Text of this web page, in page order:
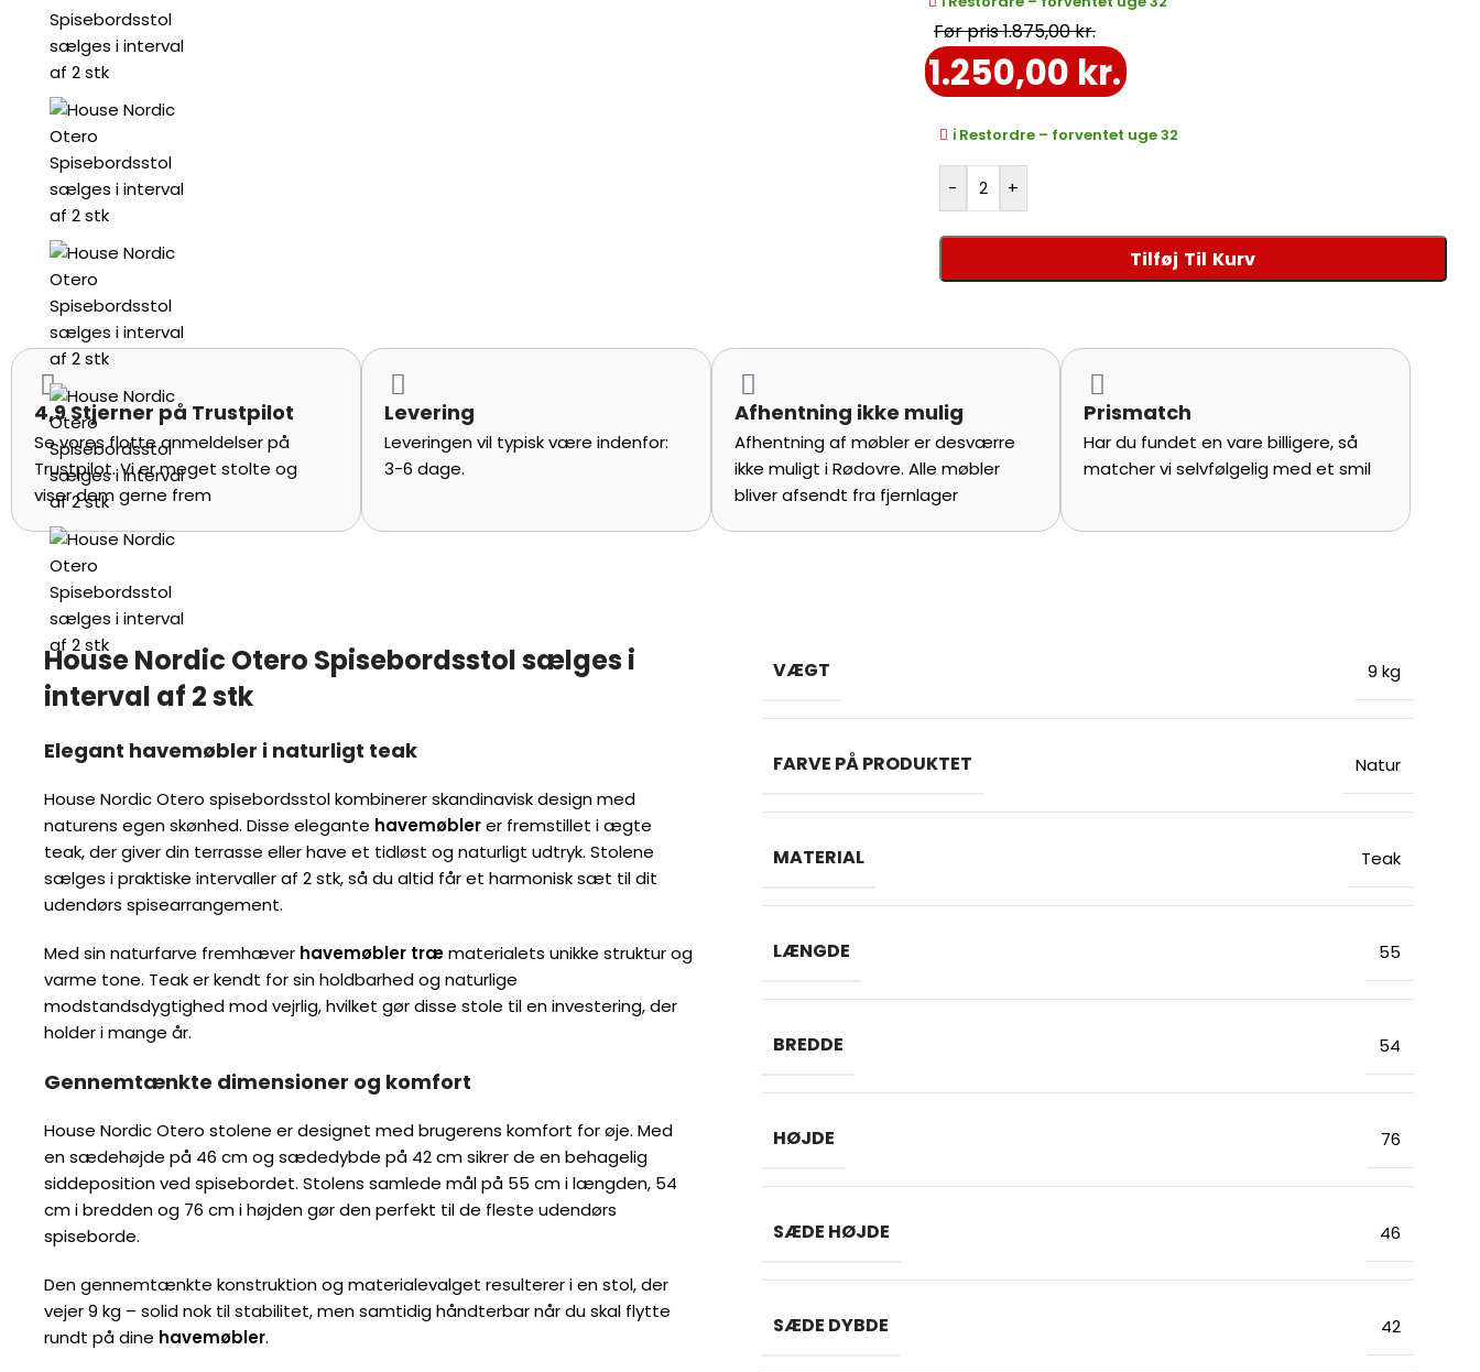
enhver udendørs indretningsstil.
1.875,00kr.
1.250,00 kr.
ℹ️ Restordre – forventet uge 32
- +
Tilføj Til Kurv
4,9 Stjerner på Trustpilot
Se vores flotte anmeldelser på
Trustpilot. Vi er meget stolte og
viser dem gerne frem
Levering
Leveringen vil typisk være indenfor:
3-6 dage.
Afhentning ikke mulig
Afhentning af møbler er desværre
ikke muligt i Rødovre. Alle møbler
bliver afsendt fra fjernlager
Prismatch
Har du fundet en vare billigere, så
matcher vi selvfølgelig med et smil
House Nordic Otero Spisebordsstol sælges i
interval af 2 stk
Elegant havemøbler i naturligt teak
House Nordic Otero spisebordsstol kombinerer skandinavisk design med
naturens egen skønhed. Disse elegante havemøblerer fremstillet i ægte
teak, der giver din terrasse eller have et tidløst og naturligt udtryk. Stolene
sælges i praktiske intervaller af 2 stk, så du altid får et harmonisk sæt til dit
udendørs spisearrangement.
Med sin naturfarve fremhæver havemøbler træmaterialets unikke struktur og
varme tone. Teak er kendt for sin holdbarhed og naturlige
modstandsdygtighed mod vejrlig, hvilket gør disse stole til en investering, der
holder i mange år.
Gennemtænkte dimensioner og komfort
House Nordic Otero stolene er designet med brugerens komfort for øje. Med
en sædehøjde på 46 cm og sædedybde på 42 cm sikrer de en behagelig
siddeposition ved spisebordet. Stolens samlede mål på 55 cm i længden, 54
cm i bredden og 76 cm i højden gør den perfekt til de fleste udendørs
spiseborde.
Den gennemtænkte konstruktion og materialevalget resulterer i en stol, der
vejer 9 kg – solid nok til stabilitet, men samtidig håndterbar når du skal flytte
rundt på dine havemøbler.
VÆGT 9 kg
FARVE PÅ PRODUKTET Natur
MATERIAL Teak
LÆNGDE 55
BREDDE 54
HØJDE 76
SÆDE HØJDE 46
SÆDE DYBDE 42